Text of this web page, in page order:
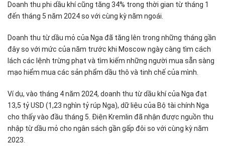
Doanh thu phi dầu khí cũng tăng 34% trong thời gian từ tháng 1
đến tháng 5 năm 2024 so với cùng kỳ năm ngoái.
Doanh thu từ dầu mỏ của Nga đã tăng lên trong những tháng gần
đây so với mức của năm trước khi Moscow ngày càng tìm cách
lách các lệnh trừng phạt và tìm kiếm những người mua sẵn sàng
mạo hiểm mua các sản phẩm dầu thô và tinh chế của mình.
Ví dụ, vào tháng 4 năm 2024, doanh thu từ dầu khí của Nga đạt
13,5 tỷ USD (1,23 nghìn tỷ rúp Nga), dữ liệu của Bộ tài chính Nga
cho thấy vào đầu tháng 5. Điện Kremlin đã nhận được nguồn thu
nhập từ dầu mỏ cho ngân sách gần gấp đôi so với cùng kỳ năm
2023.